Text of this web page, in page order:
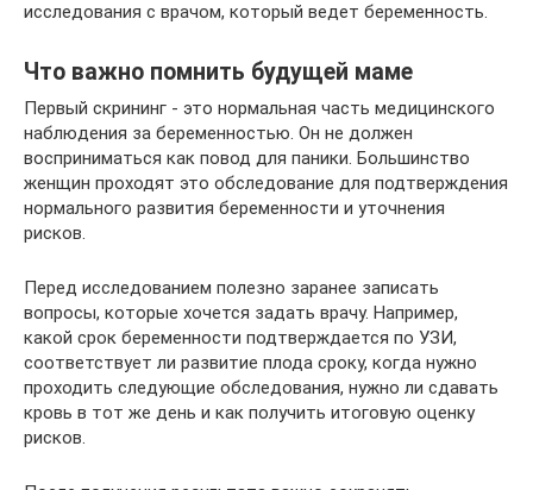
исследования с врачом, который ведет беременность.
Что важно помнить будущей маме
Первый скрининг - это нормальная часть медицинского
наблюдения за беременностью. Он не должен
восприниматься как повод для паники. Большинство
женщин проходят это обследование для подтверждения
нормального развития беременности и уточнения
рисков.
Перед исследованием полезно заранее записать
вопросы, которые хочется задать врачу. Например,
какой срок беременности подтверждается по УЗИ,
соответствует ли развитие плода сроку, когда нужно
проходить следующие обследования, нужно ли сдавать
кровь в тот же день и как получить итоговую оценку
рисков.